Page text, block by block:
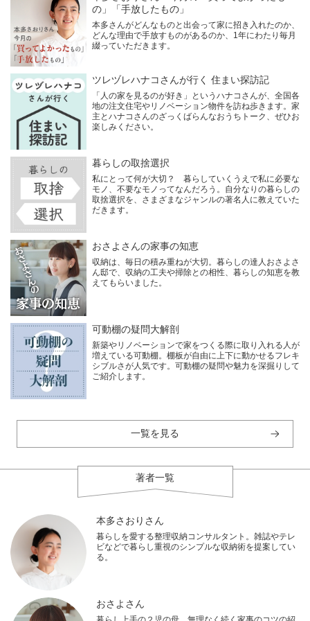
の」「手放したもの」
本多さんがどんなものと出会って家に招き入れたのか、
どんな理由で手放すものがあるのか、1年にわたり毎月
綴っていただきます。
ツレヅレハナコさんが行く 住まい探訪記
「人の家を見るのが好き」というハナコさんが、全国各
地の注文住宅やリノベーション物件を訪ね歩きます。家
主とハナコさんのざっくばらんなおうちトーク、ぜひお
楽しみください。
暮らしの取捨選択
私にとって何が大切？ 暮らしていくうえで私に必要な
モノ、不要なモノってなんだろう。自分なりの暮らしの
取捨選択を、さまざまなジャンルの著名人に教えていた
だきます。
おさよさんの家事の知恵
収納は、毎日の積み重ねが大切。暮らしの達人おさよさ
ん邸で、収納の工夫や掃除との相性、暮らしの知恵を教
えてもらいました。
可動棚の疑問大解剖
新築やリノベーションで家をつくる際に取り入れる人が
増えている可動棚。棚板が自由に上下に動かせるフレキ
シブルさが人気です。可動棚の疑問や魅力を深掘りして
ご紹介します。
一覧を見る
著者一覧
本多さおりさん
暮らしを愛する整理収納コンサルタント。雑誌やテレ
ビなどで暮らし重視のシンプルな収納術を提案してい
る。
おさよさん